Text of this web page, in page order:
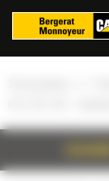
Panel zarządzania